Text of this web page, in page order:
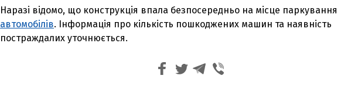
Наразі відомо, що конструкція впала безпосередньо на місце паркування
автомобілів. Інформація про кількість пошкоджених машин та наявність
постраждалих уточнюється.